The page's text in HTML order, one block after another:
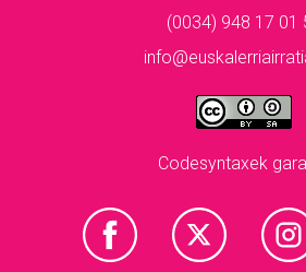
(0034) 948 17 01
Codesyntaxek